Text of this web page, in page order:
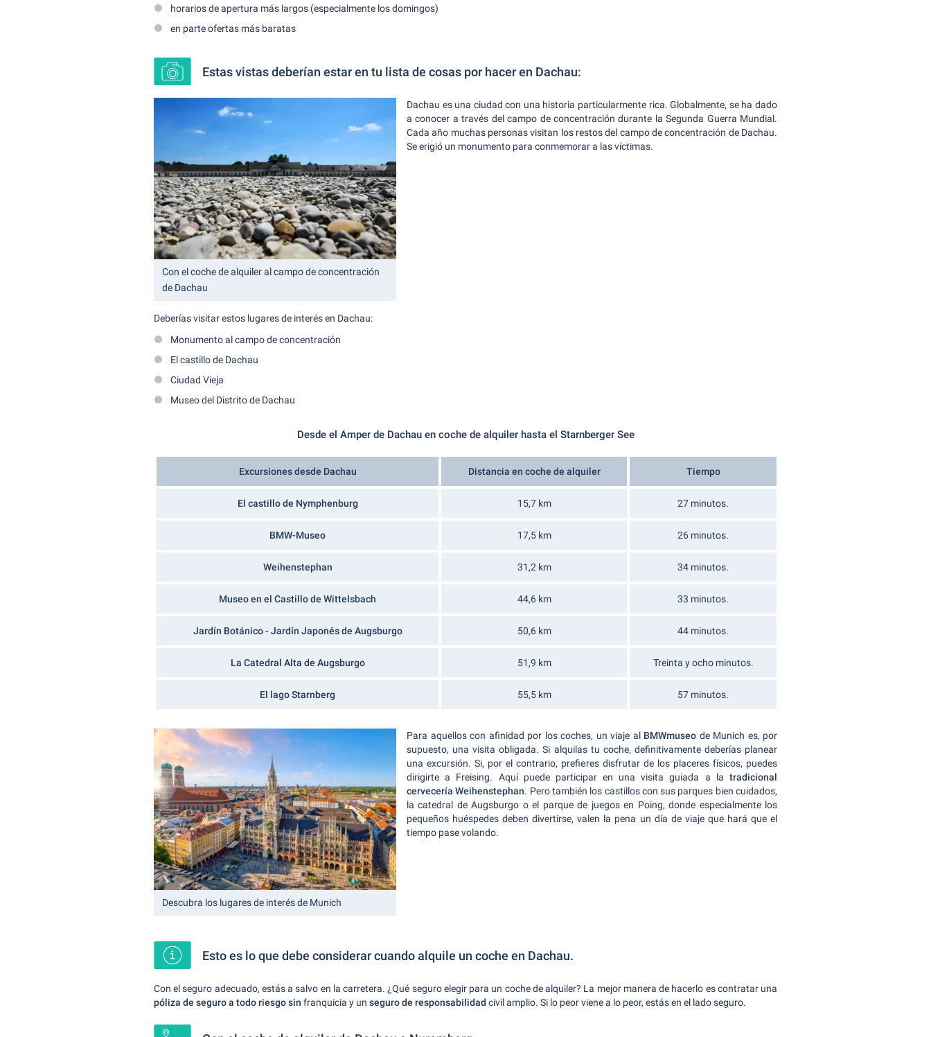
horarios de apertura más largos (especialmente los domingos)
en parte ofertas más baratas
Estas vistas deberían estar en tu lista de cosas por hacer en Dachau:
Con el coche de alquiler al campo de concentración
de Dachau
Dachau es una ciudad con una historia particularmente rica. Globalmente, se ha dado
a conocer a través del campo de concentración durante la Segunda Guerra Mundial.
Cada año muchas personas visitan los restos del campo de concentración de Dachau.
Se erigió un monumento para conmemorar a las víctimas.
Deberías visitar estos lugares de interés en Dachau:
Monumento al campo de concentración
El castillo de Dachau
Ciudad Vieja
Museo del Distrito de Dachau
Desde el Amper de Dachau en coche de alquiler hasta el Starnberger See
Excursiones desde Dachau Distancia en coche de alquiler Tiempo
El castillo de Nymphenburg 15,7 km 27 minutos.
BMW-Museo 17,5 km 26 minutos.
Weihenstephan 31,2 km 34 minutos.
Museo en el Castillo de Wittelsbach 44,6 km 33 minutos.
Jardín Botánico - Jardín Japonés de Augsburgo 50,6 km 44 minutos.
La Catedral Alta de Augsburgo 51,9 km Treinta y ocho minutos.
El lago Starnberg 55,5 km 57 minutos.
Descubra los lugares de interés de Munich
Para aquellos con afinidad por los coches, un viaje alBMWmuseo de Munich es, por
supuesto, una visita obligada. Si alquilas tu coche, definitivamente deberías planear
una excursión. Si, por el contrario, prefieres disfrutar de los placeres físicos, puedes
dirigirte a Freising. Aquí puede participar en una visita guiada a la tradicional
cervecería Weihenstephan. Pero también los castillos con sus parques bien cuidados,
la catedral de Augsburgo o el parque de juegos en Poing, donde especialmente los
pequeños huéspedes deben divertirse, valen la pena un día de viaje que hará que el
tiempo pase volando.
Esto es lo que debe considerar cuando alquile un coche en Dachau.
Con el seguro adecuado, estás a salvo en la carretera. ¿Qué seguro elegir para un coche de alquiler? La mejor manera de hacerlo es contratar una
póliza de seguro a todo riesgo sin franquicia y un seguro de responsabilidad civil amplio. Si lo peor viene a lo peor, estás en el lado seguro.